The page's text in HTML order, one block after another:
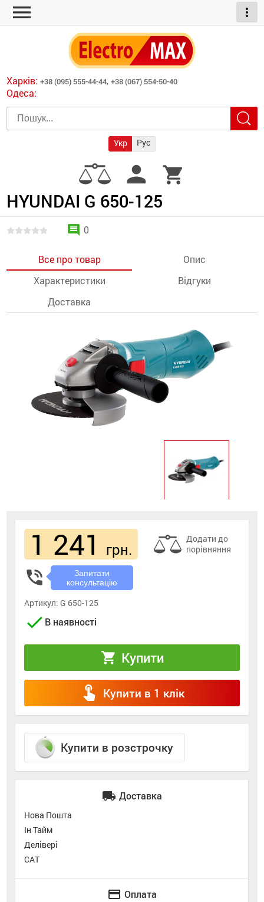
menu more_vert
Харків: +38 (095) 555-44-44, +38 (067) 554-50-40
Одеса:
Укр Рус
person shopping_cart
обігрівачі
машини
для
HYUNDAI G 650-125
comment 0
Все про товар
Опис
Характеристики
Відгуки
Доставка
1 241 грн.
Додати до
порівняння
phone_in_talk
Запитати
консультацію
Артикул:G 650-125
check В наявності
shopping_cart Купити
touch_app Купити в 1 клік
Купити в розстрочку
local_shipping Доставка
Нова Пошта
Ін Тайм
Делівері
САТ
credit_card Оплата